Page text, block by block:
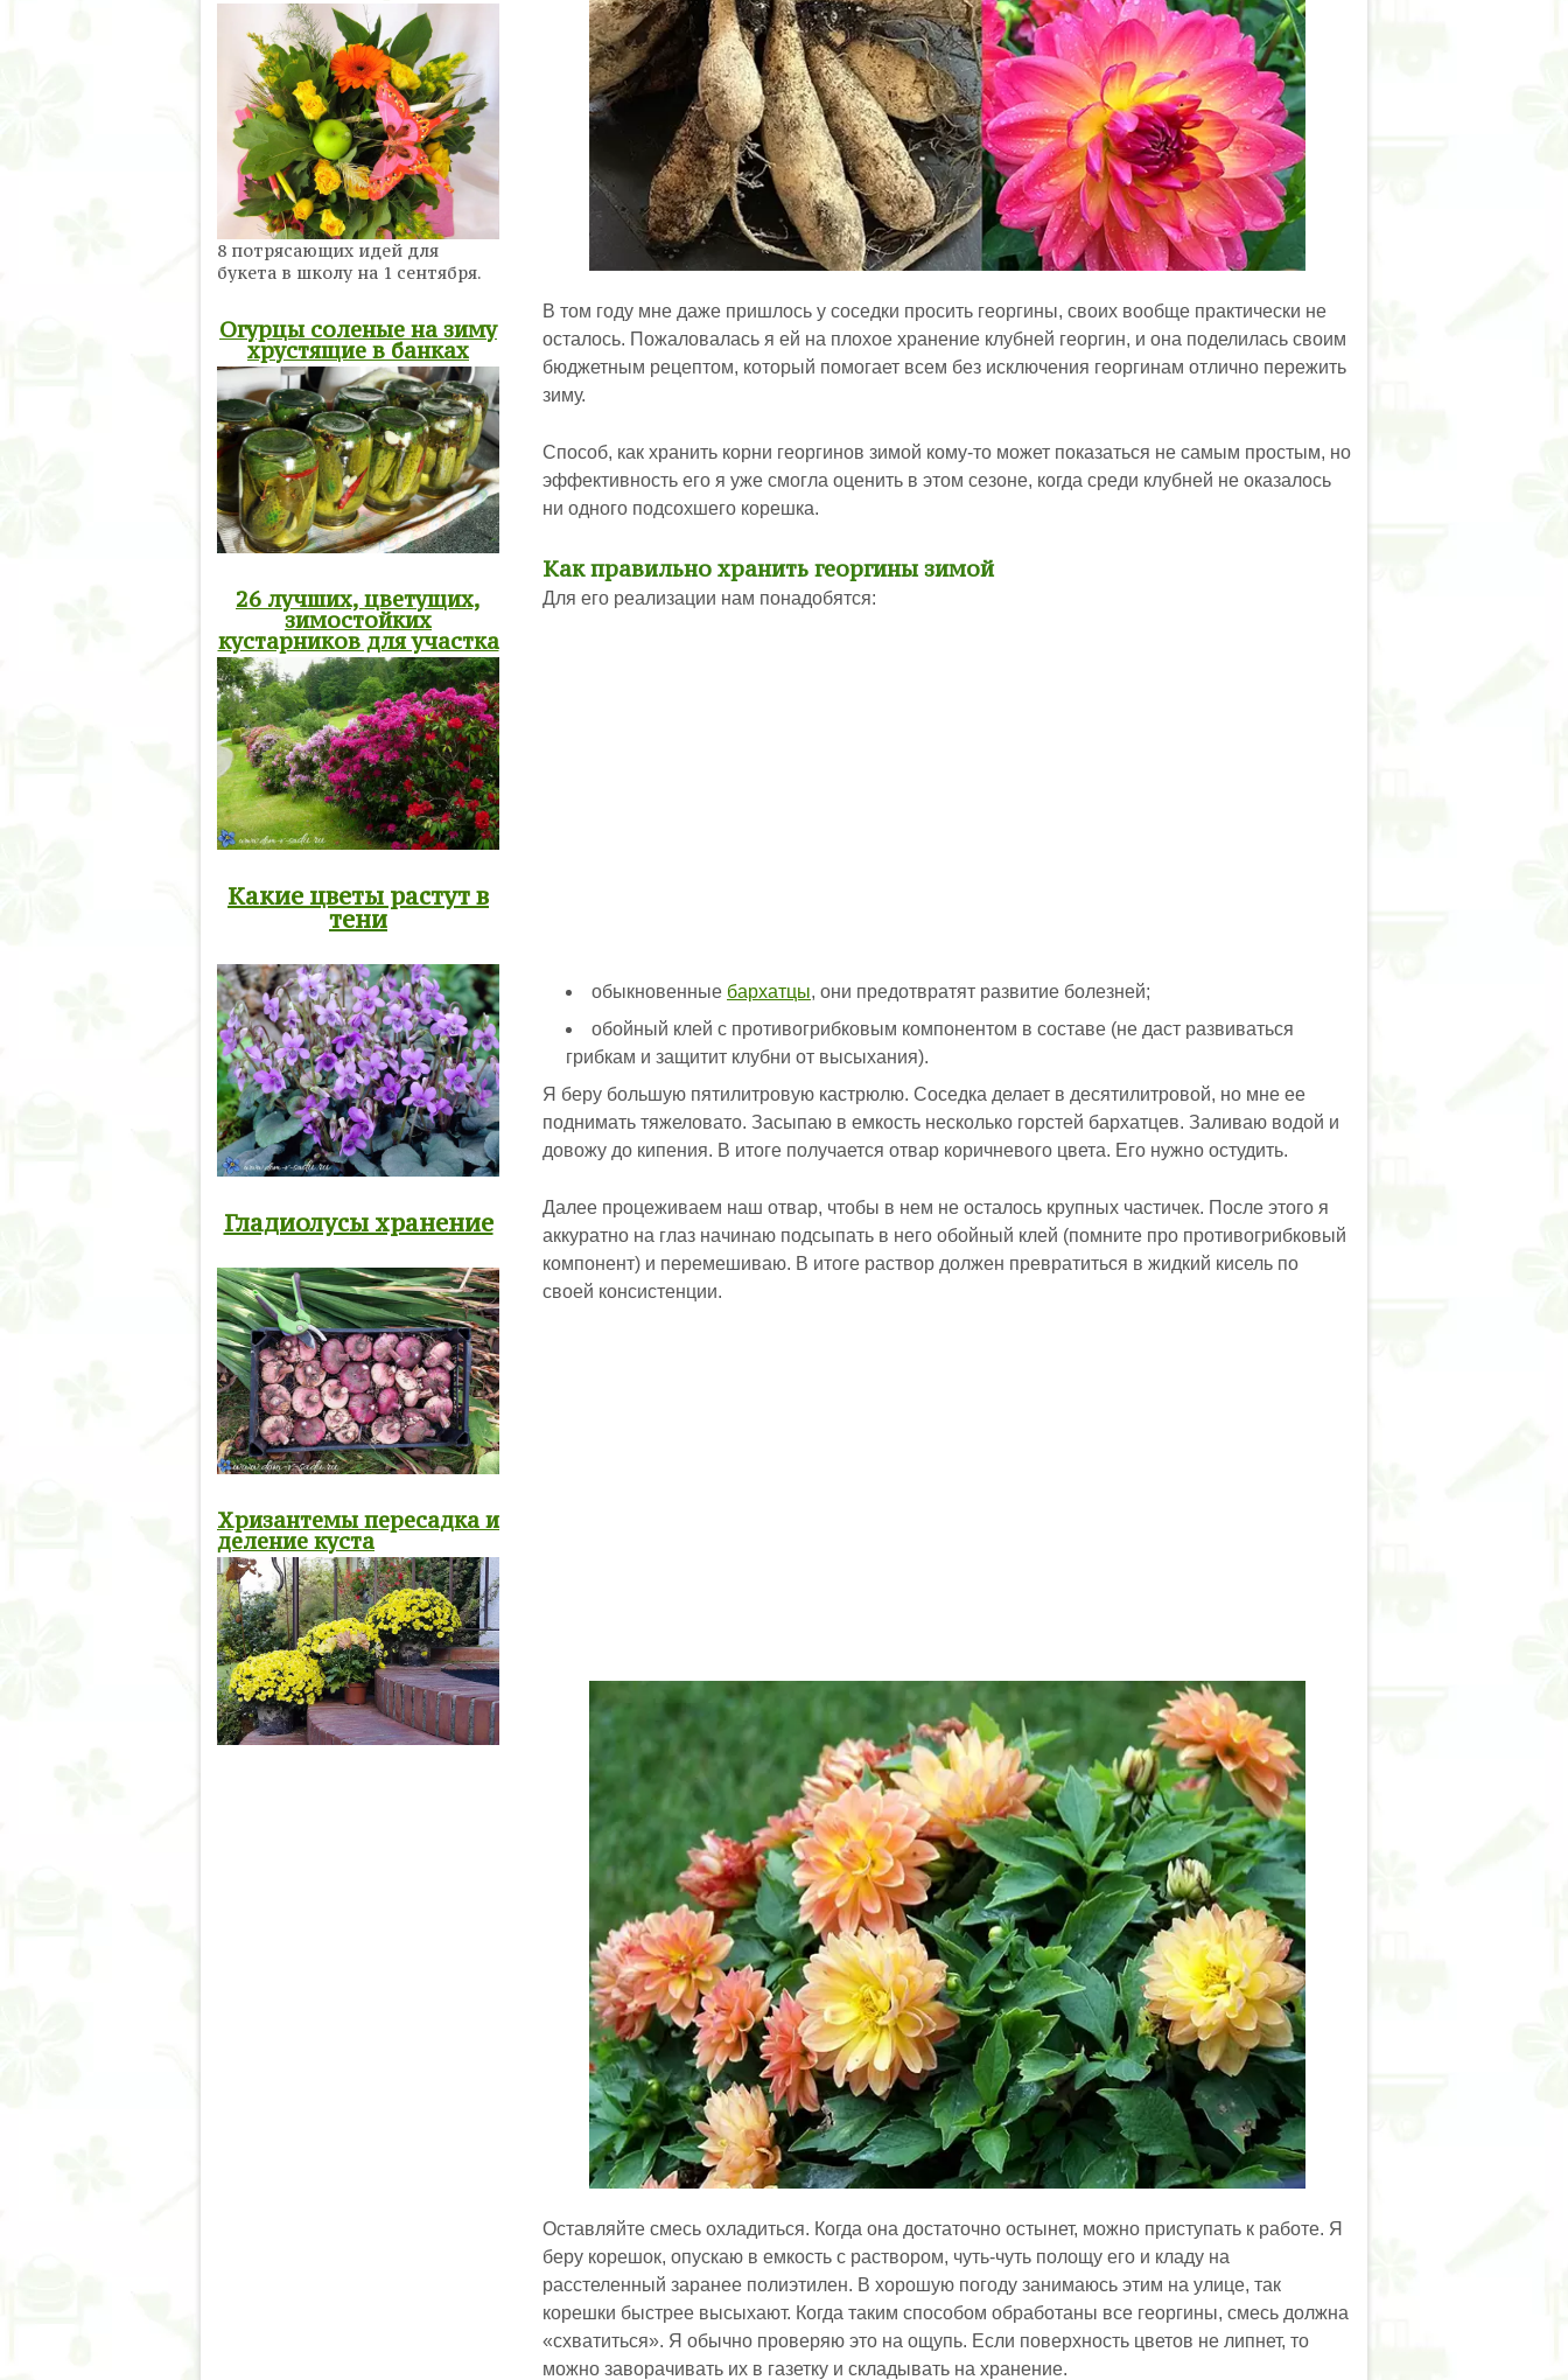
В том году мне даже пришлось у соседки просить георгины, своих вообще практически не
осталось. Пожаловалась я ей на плохое хранение клубней георгин, и она поделилась своим
бюджетным рецептом, который помогает всем без исключения георгинам отлично пережить
зиму.
Способ, как хранить корни георгинов зимой кому-то может показаться не самым простым, но
эффективность его я уже смогла оценить в этом сезоне, когда среди клубней не оказалось
ни одного подсохшего корешка.
Как правильно хранить георгины зимой
Для его реализации нам понадобятся:
обыкновенные бархатцы, они предотвратят развитие болезней;
обойный клей с противогрибковым компонентом в составе (не даст развиваться
грибкам и защитит клубни от высыхания).
Я беру большую пятилитровую кастрюлю. Соседка делает в десятилитровой, но мне ее
поднимать тяжеловато. Засыпаю в емкость несколько горстей бархатцев. Заливаю водой и
довожу до кипения. В итоге получается отвар коричневого цвета. Его нужно остудить.
Далее процеживаем наш отвар, чтобы в нем не осталось крупных частичек. После этого я
аккуратно на глаз начинаю подсыпать в него обойный клей (помните про противогрибковый
компонент) и перемешиваю. В итоге раствор должен превратиться в жидкий кисель по
своей консистенции.
Оставляйте смесь охладиться. Когда она достаточно остынет, можно приступать к работе. Я
беру корешок, опускаю в емкость с раствором, чуть-чуть полощу его и кладу на
расстеленный заранее полиэтилен. В хорошую погоду занимаюсь этим на улице, так
корешки быстрее высыхают. Когда таким способом обработаны все георгины, смесь должна
«схватиться». Я обычно проверяю это на ощупь. Если поверхность цветов не липнет, то
можно заворачивать их в газетку и складывать на хранение.
8 потрясающих идей для
букета в школу на 1 сентября.
Огурцы соленые на зиму
хрустящие в банках
26 лучших, цветущих,
зимостойких
кустарников для участка
Какие цветы растут в
тени
Гладиолусы хранение
Хризантемы пересадка и
деление куста